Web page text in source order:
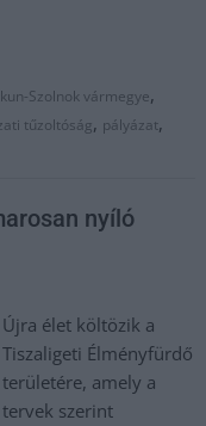
Szolnok vármegye,
tűzoltóság, pályázat,
nyíló
Újra élet költözik a
Tiszaligeti Élményfürdő
területére, amely a
tervek szerint